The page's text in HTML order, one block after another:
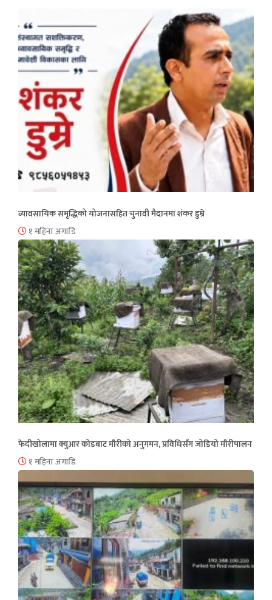
व्यावसायिक समृद्धिको योजनासहित चुनावी मैदानमा शंकर डुम्रे
१ महिना अगाडि
फेदीखोलामा क्युआर कोडबाट मौरीको अनुगमन, प्रविधिसँग जोडियो मौरीपालन
१ महिना अगाडि